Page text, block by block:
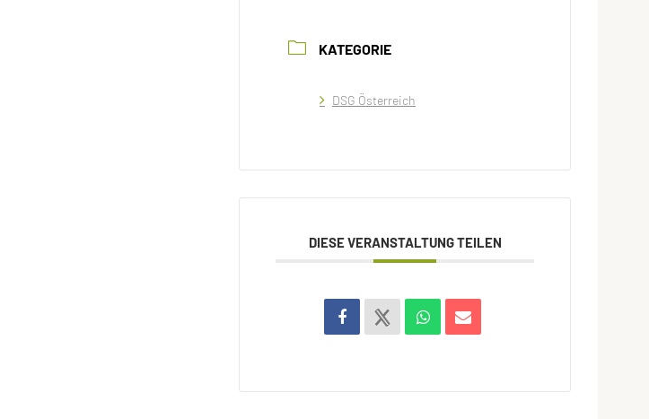
KATEGORIE
DSG Österreich
DIESE VERANSTALTUNG TEILEN